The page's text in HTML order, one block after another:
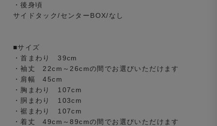
・後身頃
サイドタック/センターBOX/なし
■サイズ
・首まわり 39cm
・袖丈 22cm～26cmの間でお選びいただけます
・肩幅 45cm
・胸まわり 107cm
・胴まわり 103cm
・裾まわり 107cm
・着丈 49cm～89cmの間でお選びいただけます